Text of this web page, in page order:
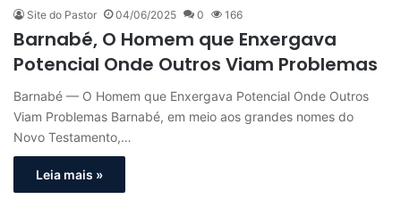
Site do Pastor 04/06/2025 0 166
Barnabé, O Homem que Enxergava
Potencial Onde Outros Viam Problemas
Barnabé — O Homem que Enxergava Potencial Onde Outros
Viam Problemas Barnabé, em meio aos grandes nomes do
Novo Testamento,…
Leia mais »